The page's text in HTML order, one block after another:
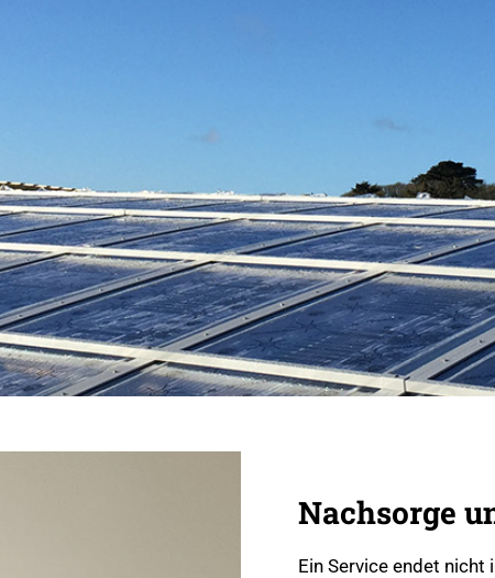
Nachsorge
Ein Service endet